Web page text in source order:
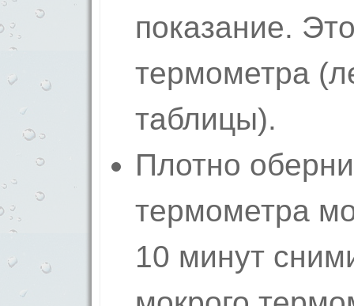
показание.
термометра
таблицы).
Плотно
термометра
10 минут